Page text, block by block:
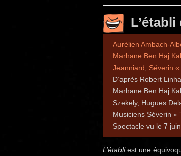
Aurélien Ambach-
Marhane Ben Haj
Jeanniard
Séverin
D’après Robert
Marhane Ben Haj
Szekely, Hugues
Musiciens Séverin «
Spectacle vu le 7
L’établiest une